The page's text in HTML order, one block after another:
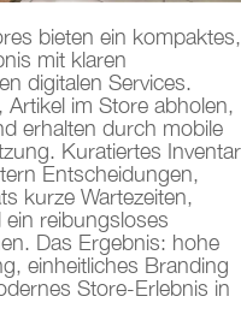
bieten ein kompaktes,
mit klaren
digitalen Services.
im Store abholen,
erhalten durch mobile
Kuratiertes Inventar
Entscheidungen,
kurze Wartezeiten,
reibungsloses
Das Ergebnis: hohe
einheitliches Branding
Store-Erlebnis in